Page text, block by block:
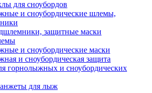
для сноубордов
и сноубордические шлемы,
защитные маски
и сноубордические маски
и сноубордическая защита
горнолыжных и сноубордических
для лыж